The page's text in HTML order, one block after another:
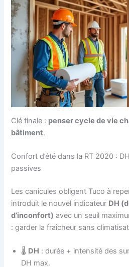
7 000 kWh
Réf
4 900 kWh
Après iso
3 300
Bleu: consommation avant | Vert:
Jaune: production solaire
Paramètres utilisés (modifiables
Clé finale : penser cycle de vie
bâtiment.
Confort d’été dans la RT 2020 :
passives
Les canicules obligent Tuco à
introduit le nouvel indicateur DH
d’inconfort) avec un seuil
: garder la fraîcheur sans
🌡️ DH : durée + intensité des
DH max.